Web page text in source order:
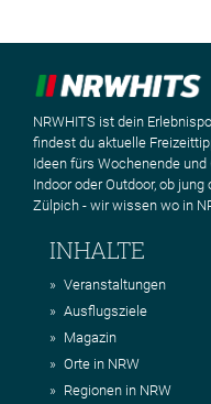
NRWHITS ist dein
findest du aktuelle
Ideen fürs Wochenende
Indoor oder Outdoor, ob
Zülpich - wir wissen wo in
INHALTE
Veranstaltungen
Ausflugsziele
Magazin
Orte in NRW
Regionen in NRW